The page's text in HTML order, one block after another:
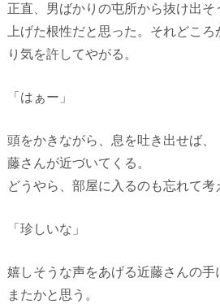
正直、男ばかりの屯所から抜け出
上げた根性だと思った。それどこ
り気を許してやがる。
「はぁー」
頭をかきながら、息を吐き出せば
藤さんが近づいてくる。
どうやら、部屋に入るのも忘れて考
「珍しいな」
嬉しそうな声をあげる近藤さんの手
またかと思う。